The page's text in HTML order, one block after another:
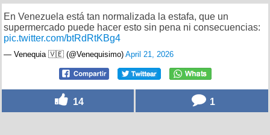
En Venezuela está tan normalizada la estafa, que un
supermercado puede hacer esto sin pena ni consecuencias:
pic.twitter.com/btRdRtKBg4
— Venequia 🇻🇪 (@Venequisimo) April 21, 2026
14 1